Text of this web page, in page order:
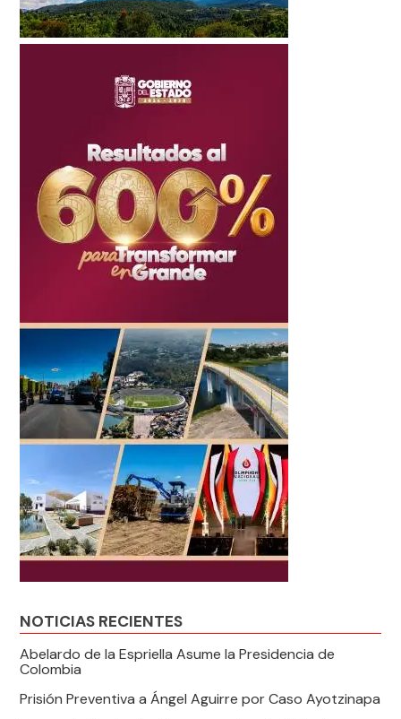
NOTICIAS RECIENTES
Abelardo de la Espriella Asume la Presidencia de
Colombia
Prisión Preventiva a Ángel Aguirre por Caso Ayotzinapa